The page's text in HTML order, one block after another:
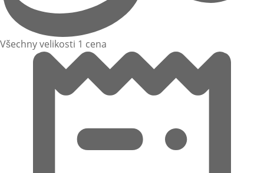
Všechny velikosti 1 cena